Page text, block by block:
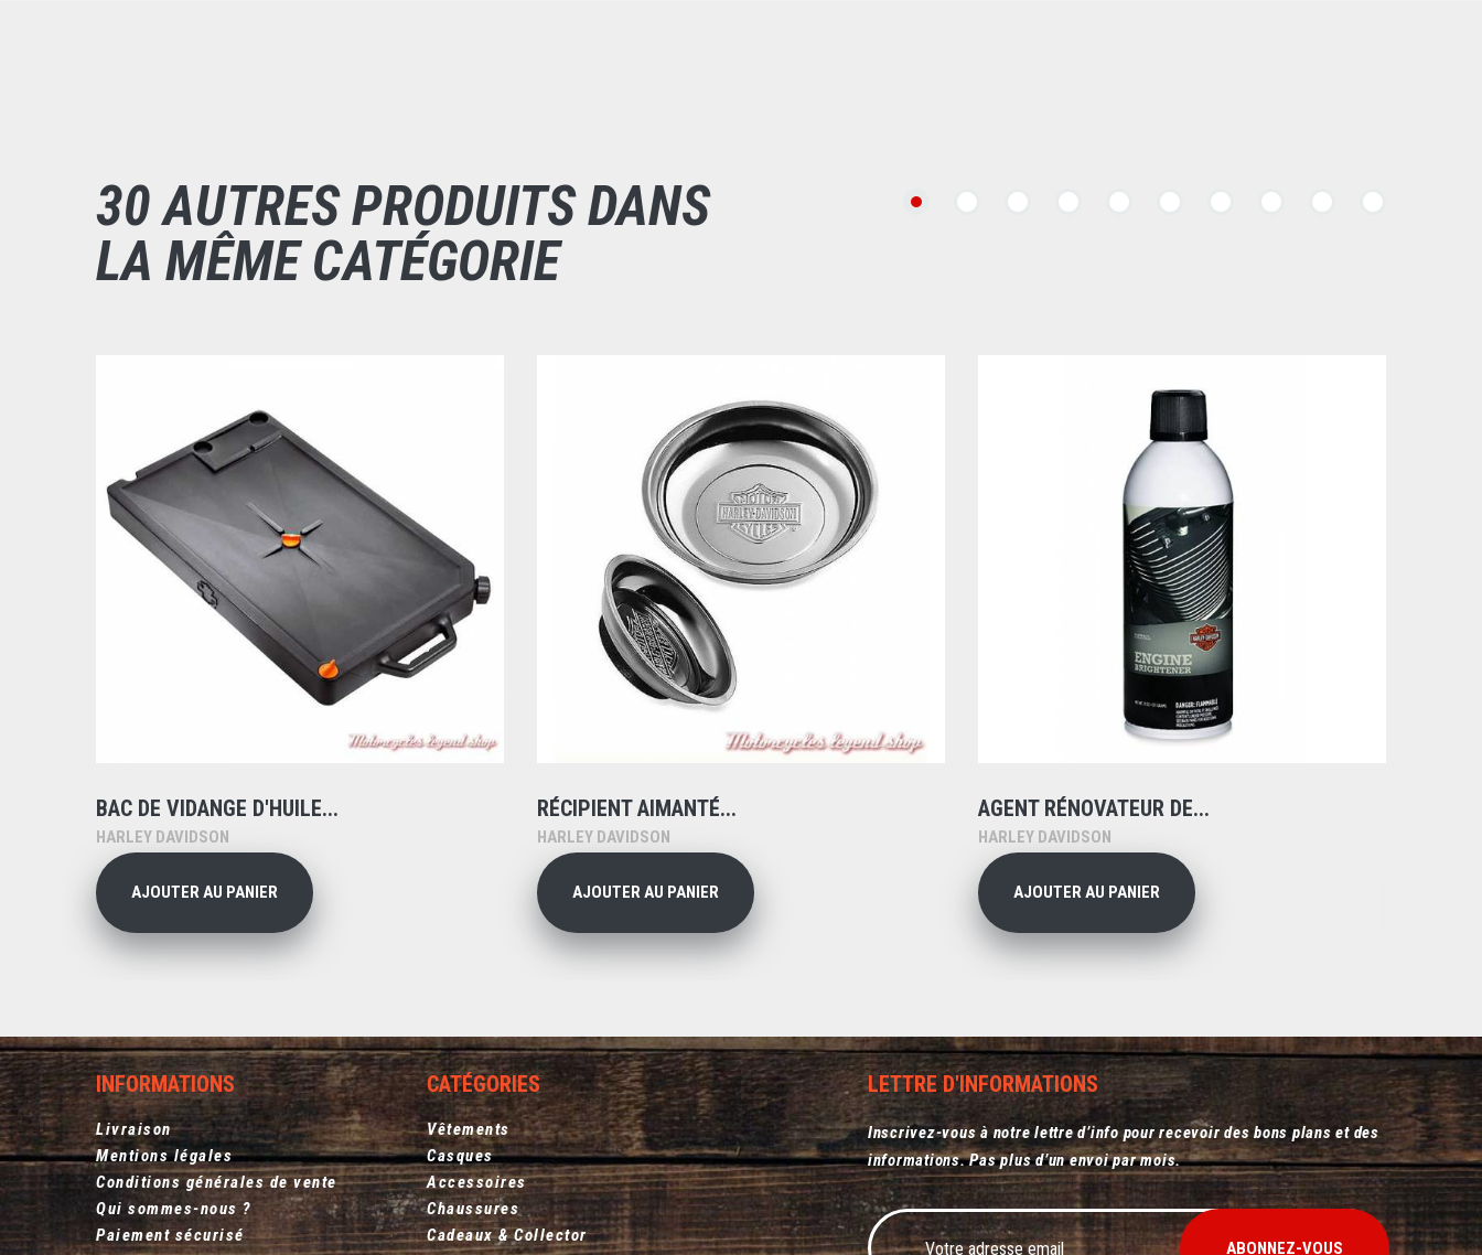
30 AUTRES PRODUITS DANS
LA MÊME CATÉGORIE
BAC DE VIDANGE D'HUILE...
HARLEY DAVIDSON
AJOUTER AU PANIER
RÉCIPIENT AIMANTÉ...
HARLEY DAVIDSON
AJOUTER AU PANIER
AGENT RÉNOVATEUR DE...
HARLEY DAVIDSON
AJOUTER AU PANIER
INFORMATIONS
Livraison
Mentions légales
Conditions générales de vente
Qui sommes-nous ?
Paiement sécurisé
CATÉGORIES
Vêtements
Casques
Accessoires
Chaussures
Cadeaux & Collector
LETTRE D'INFORMATIONS
Inscrivez-vous à notre lettre d’info pour recevoir des bons plans et des
informations. Pas plus d’un envoi par mois.
ABONNEZ-VOUS